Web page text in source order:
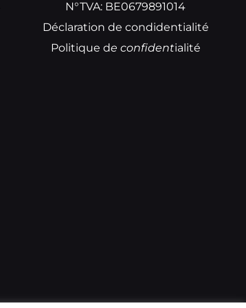
N°TVA: BE0679891014
Déclaration de condidentialité
Politique de confidentialité